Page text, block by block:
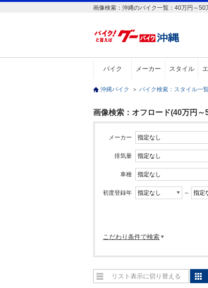
画像検索：沖縄のバイク一覧：40万円～50
バイク メーカー スタイル
沖縄バイク ＞ バイク検索：スタイル一
画像検索：オフロード(40万円～
メーカー
排気量
車種
初度登録年 ～
こだわり条件で検索
リスト表示に切り替える